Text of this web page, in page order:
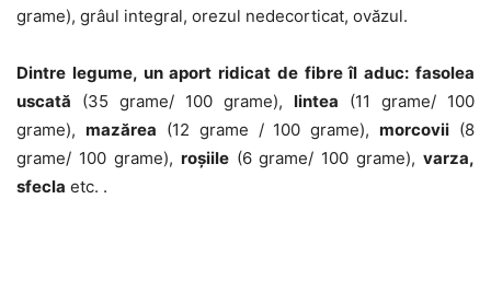
grame), grâul integral, orezul nedecorticat, ovăzul.
Dintre legume, un aport ridicat de fibre îl aduc: fasolea
uscată (35 grame/ 100 grame), lintea (11 grame/ 100
grame), mazărea (12 grame / 100 grame),morcovii (8
grame/ 100 grame), roșiile(6 grame/ 100 grame), varza,
sfecla etc. .